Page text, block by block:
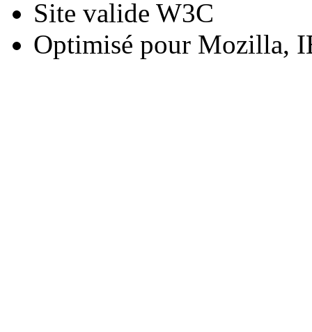
Site valide W3C
Optimisé pour Mozilla,